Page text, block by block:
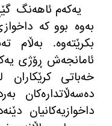
یەکەم ئاهەنگ
بەوە بوو کە
بکرێتەوە. بەڵام
ئامانجەش ڕۆژی
خەباتی
دەسەڵاتدارەکان
داخوازیەکانیان